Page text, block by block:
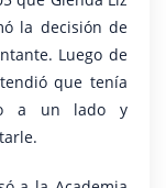
la decisión de
Luego de
que tenía
a un lado y